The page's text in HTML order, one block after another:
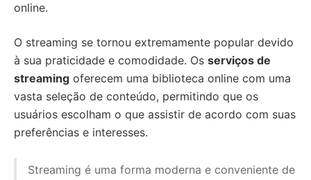
online.
O streaming se tornou extremamente popular devido
à sua praticidade e comodidade. Os serviços de
streaming oferecem uma biblioteca online com uma
vasta seleção de conteúdo, permitindo que os
usuários escolham o que assistir de acordo com suas
preferências e interesses.
Streaming é uma forma moderna e conveniente de